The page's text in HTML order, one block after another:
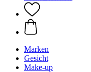
Marken
Gesicht
Make-up